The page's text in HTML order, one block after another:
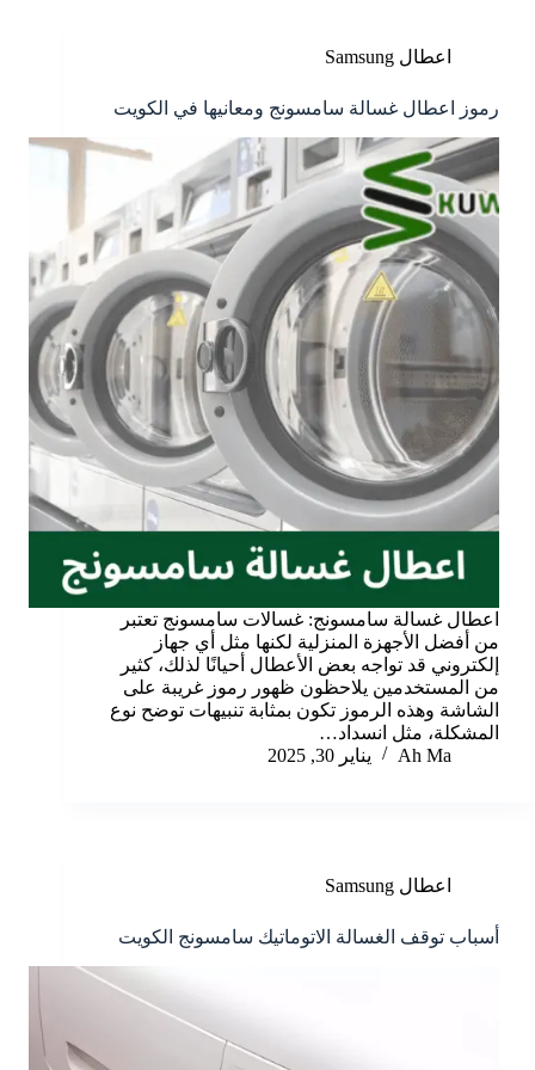
اعطال Samsung
رموز اعطال غسالة سامسونج ومعانيها في الكويت
اعطال غسالة سامسونج: غسالات سامسونج تعتبر
من أفضل الأجهزة المنزلية لكنها مثل أي جهاز
إلكتروني قد تواجه بعض الأعطال أحيانًا لذلك، كثير
من المستخدمين يلاحظون ظهور رموز غريبة على
الشاشة وهذه الرموز تكون بمثابة تنبيهات توضح نوع
المشكلة، مثل انسداد…
Ah Ma
يناير 30, 2025
اعطال Samsung
أسباب توقف الغسالة الاتوماتيك سامسونج الكويت